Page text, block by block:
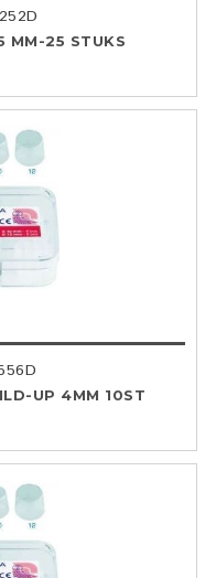
MM-25 STUKS
UP 4MM 10ST